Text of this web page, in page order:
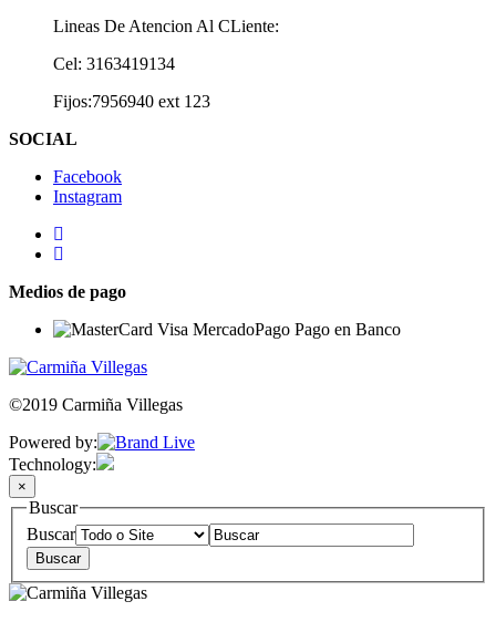
Lineas De Atencion Al CLiente:
Cel: 3163419134
Fijos:7956940 ext 123
SOCIAL
Facebook
Instagram
Medios de pago
©2019 Carmiña Villegas
Powered by:
Technology:
×
Buscar
Buscar